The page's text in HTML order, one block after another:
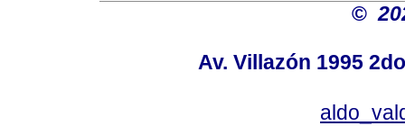
©
Av. Villazón 1995